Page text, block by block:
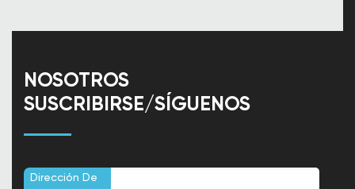
NOSOTROS
SUSCRIBIRSE/SÍGUENOS
Dirección De